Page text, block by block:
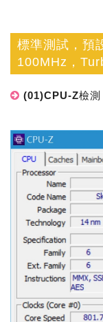
標準測試，預
100MHz，
(01)CPU-Z檢測